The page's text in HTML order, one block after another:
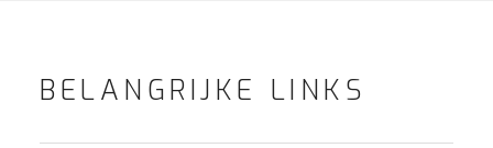
BELANGRIJKE LINKS